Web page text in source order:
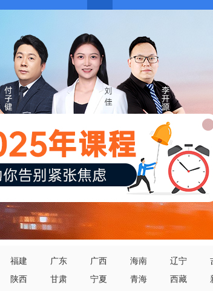
福建 广东 广西 海南 辽宁
陕西 甘肃 宁夏 青海 西藏